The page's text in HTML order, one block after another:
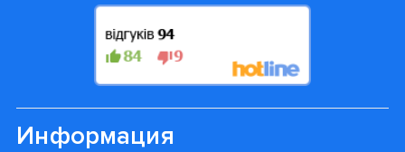
Информация